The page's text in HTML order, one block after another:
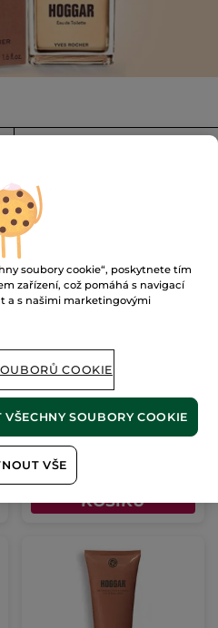
50 ml
(282)
25800 Kč / 1l
1290.00 Kč
PŘIDAT DO
KOŠÍKU
soubory cookie“, poskytnete tím
zařízení, což pomáhá s navigací
a s našimi marketingovými
COOKIE
VŠE
VŠECHNY SOUBORY COOKIE